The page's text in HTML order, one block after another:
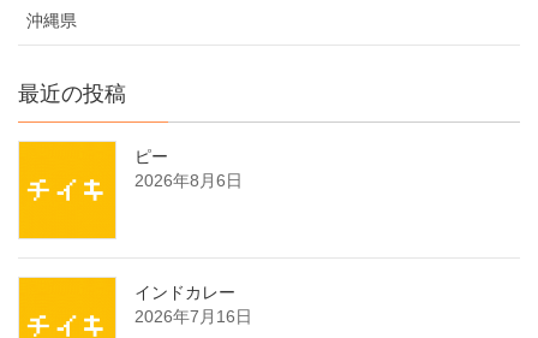
沖縄県
最近の投稿
ピー
2026年8月6日
インドカレー
2026年7月16日